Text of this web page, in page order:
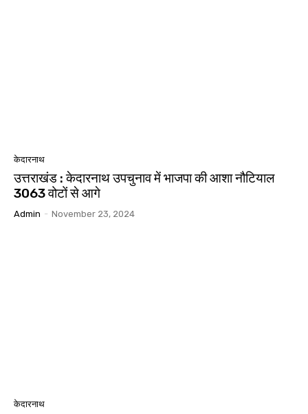
केदारनाथ
उत्तराखंड : केदारनाथ उपचुनाव में भाजपा की आशा नौटियाल
3063 वोटों से आगे
Admin - November 23, 2024
केदारनाथ